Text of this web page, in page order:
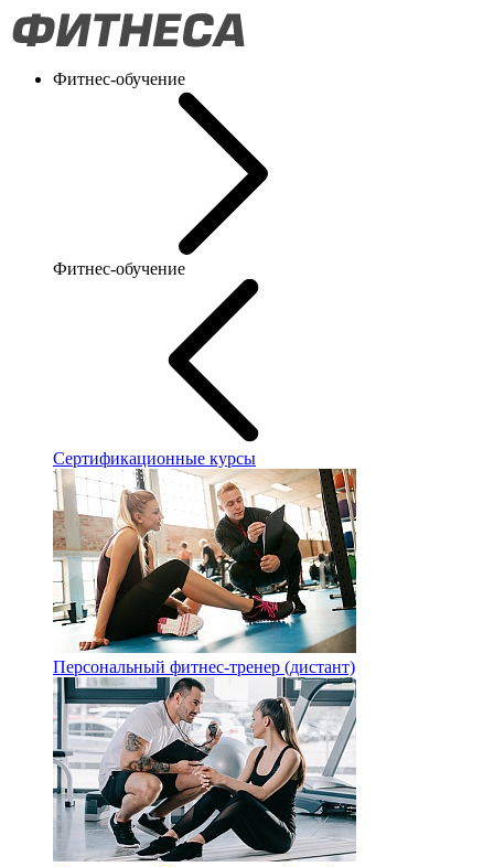
Фитнес-обучение
Фитнес-обучение
Сертификационные курсы
Персональный фитнес-тренер (дистант)